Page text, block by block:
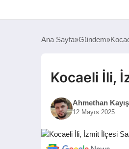
Ana Sayfa Gündem
Kocaeli İli,
Ahmethan
12 Mayıs 2025